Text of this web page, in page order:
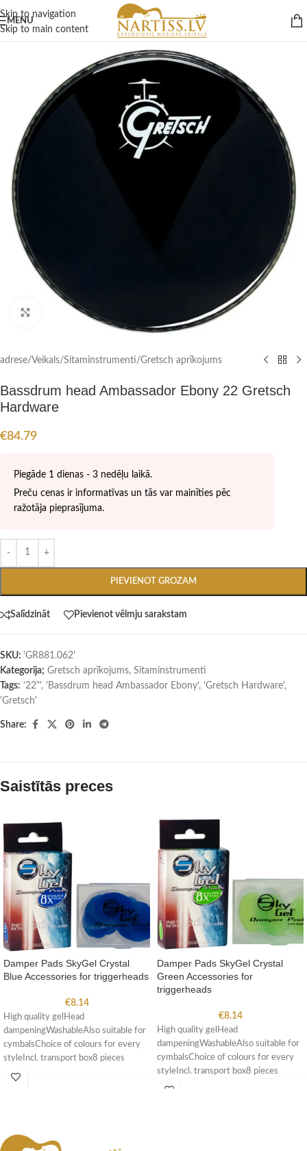
Skip to navigation
Skip to main content
MENU
Click to enlarge
adrese/Veikals/Sitaminstrumenti/Gretsch aprīkojums
Bassdrum head Ambassador Ebony 22 Gretsch
Hardware
€84.79
Piegāde 1 dienas - 3 nedēļu laikā.
Preču cenas ir informatīvas un tās var mainīties pēc
ražotāja pieprasījuma.
PIEVIENOT GROZAM
Salīdzināt Pievienot vēlmju sarakstam
SKU: 'GR881.062'
Kategorija; Gretsch aprīkojums, Sitaminstrumenti
Tags: '22"', 'Bassdrum head Ambassador Ebony', 'Gretsch Hardware',
'Gretsch'
Share:
Saistītās preces
Damper Pads SkyGel Crystal
Blue Accessories for triggerheads
€8.14
High quality gelHead
dampeningWashableAlso suitable for
cymbalsChoice of colours for every
styleIncl. transport box8 pieces
Damper Pads SkyGel Crystal
Green Accessories for
triggerheads
€8.14
High quality gelHead
dampeningWashableAlso suitable for
cymbalsChoice of colours for every
styleIncl. transport box8 pieces